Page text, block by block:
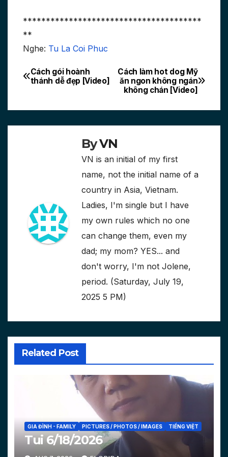
***************************************
**
Nghe: Tu La Coi Phuc
Post
Cách làm hot dog Mỹ
ăn ngon không ngán
không chán [Video]
Cách gói hoành
thánh dễ đẹp [Video]
ByVN
VN is an initial of my first
name, not the initial name of a
country in Asia, Vietnam.
Ladies, I'm single but I have
my own rules which no one
can change them, even my
dad; my mom? YES... and
don't worry, I'm not Jolene,
period. (Saturday, July 19,
2025 5 PM)
Related Post
GIA ĐÌNH - FAMILY PICTURES / PHOTOS / IMAGES TIẾNG VIỆT
Tui 6/18/2026